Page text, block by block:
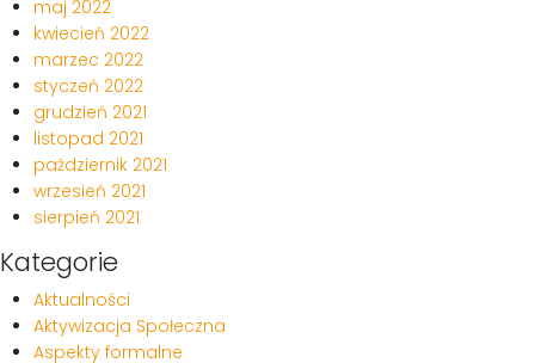
maj 2022
kwiecień 2022
marzec 2022
styczeń 2022
grudzień 2021
listopad 2021
październik 2021
wrzesień 2021
sierpień 2021
Kategorie
Aktualności
Aktywizacja Społeczna
Aspekty formalne